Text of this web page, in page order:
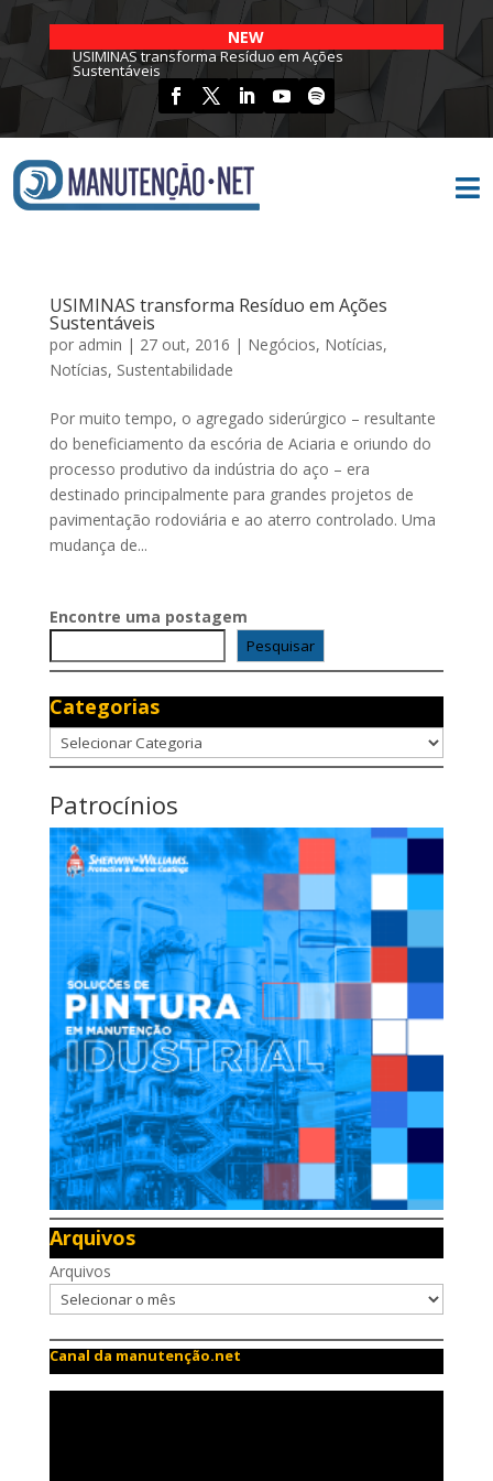
NEW
USIMINAS transforma Resíduo em Ações
Sustentáveis

USIMINAS transforma Resíduo em Ações
Sustentáveis
por admin | 27 out, 2016 | Negócios, Notícias,
Notícias, Sustentabilidade
Por muito tempo, o agregado siderúrgico – resultante
do beneficiamento da escória de Aciaria e oriundo do
processo produtivo da indústria do aço – era
destinado principalmente para grandes projetos de
pavimentação rodoviária e ao aterro controlado. Uma
mudança de...
Encontre uma postagem
Pesquisar
Categorias
Categorias
Patrocínios
Arquivos
Arquivos
Canal da manutenção.net